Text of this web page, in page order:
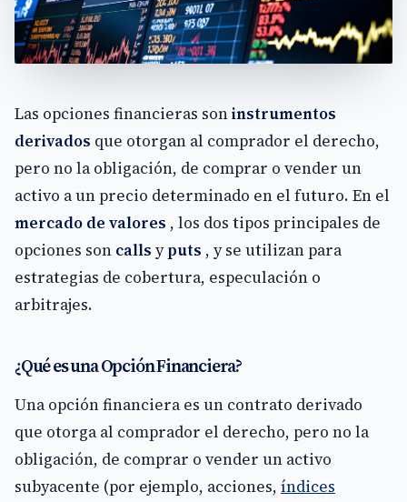
Las opciones financieras soninstrumentos
derivados que otorgan al comprador el derecho,
pero no la obligación, de comprar o vender un
activo a un precio determinado en el futuro. En el
mercado de valores , los dos tipos principales de
opciones son calls yputs , y se utilizan para
estrategias de cobertura, especulación o
arbitrajes.
¿Qué es una Opción Financiera?
Una opción financiera es un contrato derivado
que otorga al comprador el derecho, pero no la
obligación, de comprar o vender un activo
subyacente (por ejemplo, acciones, índices